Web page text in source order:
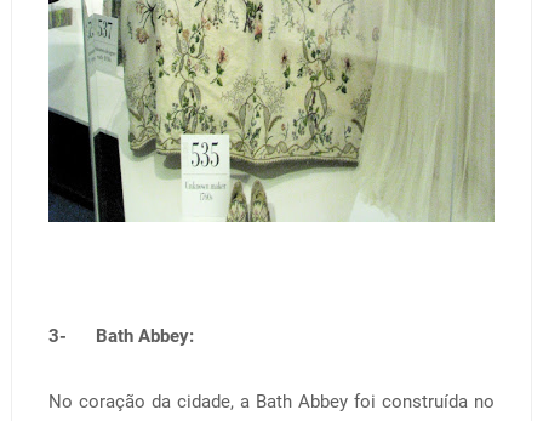
3- Bath Abbey:
No coração da cidade, a Bath Abbey foi construída no